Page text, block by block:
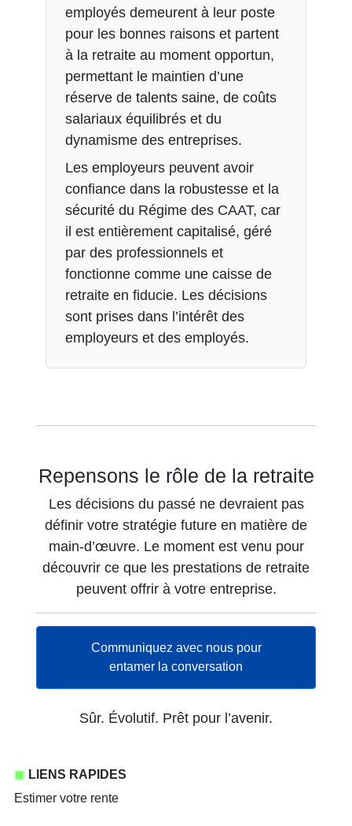
employés demeurent à leur poste
pour les bonnes raisons et partent
à la retraite au moment opportun,
permettant le maintien d’une
réserve de talents saine, de coûts
salariaux équilibrés et du
dynamisme des entreprises.
Les employeurs peuvent avoir
confiance dans la robustesse et la
sécurité du Régime des CAAT, car
il est entièrement capitalisé, géré
par des professionnels et
fonctionne comme une caisse de
retraite en fiducie. Les décisions
sont prises dans l’intérêt des
employeurs et des employés.
Repensons le rôle de la retraite
Les décisions du passé ne devraient pas
définir votre stratégie future en matière de
main-d’œuvre. Le moment est venu pour
découvrir ce que les prestations de retraite
peuvent offrir à votre entreprise.
Communiquez avec nous pour
entamer la conversation
Sûr. Évolutif. Prêt pour l’avenir.
LIENS RAPIDES
Estimer votre rente